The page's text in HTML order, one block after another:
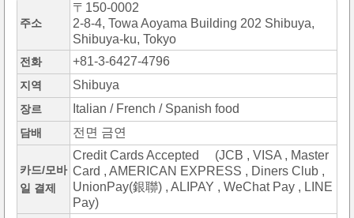
주소
〒150-0002
2-8-4, Towa Aoyama Building 202 Shibuya,
Shibuya-ku, Tokyo
전화 +81-3-6427-4796
지역 Shibuya
장르 Italian / French / Spanish food
담배 전면 금연
카드/모바
일 결제
Credit Cards Accepted (JCB , VISA , Master
Card , AMERICAN EXPRESS , Diners Club ,
UnionPay(銀聯) , ALIPAY , WeChat Pay , LINE
Pay)